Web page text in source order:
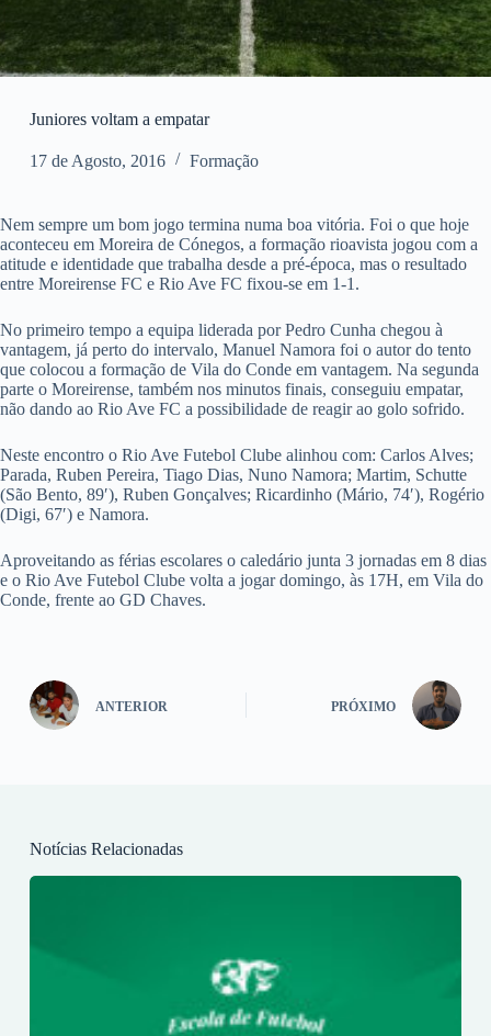
Juniores voltam a empatar
17 de Agosto, 2016 Formação
Nem sempre um bom jogo termina numa boa vitória. Foi o que hoje
aconteceu em Moreira de Cónegos, a formação rioavista jogou com a
atitude e identidade que trabalha desde a pré-época, mas o resultado
entre Moreirense FC e Rio Ave FC fixou-se em 1-1.
No primeiro tempo a equipa liderada por Pedro Cunha chegou à
vantagem, já perto do intervalo, Manuel Namora foi o autor do tento
que colocou a formação de Vila do Conde em vantagem. Na segunda
parte o Moreirense, também nos minutos finais, conseguiu empatar,
não dando ao Rio Ave FC a possibilidade de reagir ao golo sofrido.
Neste encontro o Rio Ave Futebol Clube alinhou com: Carlos Alves;
Parada, Ruben Pereira, Tiago Dias, Nuno Namora; Martim, Schutte
(São Bento, 89′), Ruben Gonçalves; Ricardinho (Mário, 74′), Rogério
(Digi, 67′) e Namora.
Aproveitando as férias escolares o caledário junta 3 jornadas em 8 dias
e o Rio Ave Futebol Clube volta a jogar domingo, às 17H, em Vila do
Conde, frente ao GD Chaves.
ANTERIOR PRÓXIMO
Notícias Relacionadas